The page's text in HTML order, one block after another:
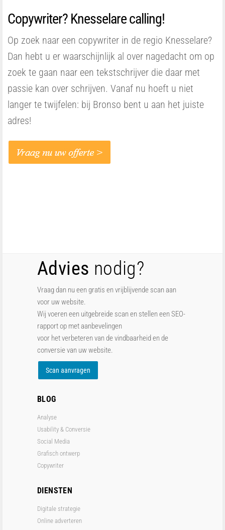
Copywriter? Knesselare calling!
Op zoek naar een copywriter in de regio Knesselare?
Dan hebt u er waarschijnlijk al over nagedacht om op
zoek te gaan naar een tekstschrijver die daar met
passie kan over schrijven. Vanaf nu hoeft u niet
langer te twijfelen: bij Bronso bent u aan het juiste
adres!
Advies nodig?
Vraag dan nu een gratis en vrijblijvende scan aan
voor uw website.
Wij voeren een uitgebreide scan en stellen een SEO-
rapport op met aanbevelingen
voor het verbeteren van de vindbaarheid en de
conversie van uw website.
Scan aanvragen
BLOG
Analyse
Usability & Conversie
Social Media
Grafisch ontwerp
Copywriter
DIENSTEN
Digitale strategie
Online adverteren